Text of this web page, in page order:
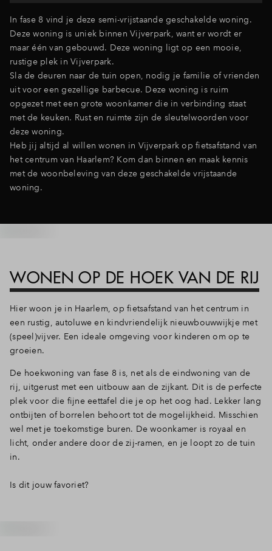
In fase 8 vind je deze semi-vrijstaande geschakelde woning.
Deze woning is uniek binnen Vijverpark, want er wordt er
maar één van gebouwd. Deze woning ligt op een mooie,
rustige plek in Vijverpark.
Sla de deuren naar de tuin open, nodig je familie of vrienden
uit voor een gezellige barbecue. Deze woning is ruim
opgezet met een grote woonkamer die in verbinding staat
met de keuken. Rust en ruimte zijn de sleutelwoorden voor
deze woning.
Heb jij altijd al willen wonen in Vijverpark op fietsafstand van
het centrum van Haarlem? Kom dan binnen en maak kennis
met de woonbeleving van deze geschakelde vrijstaande
woning.
WONEN OP DE HOEK VAN DE RIJ
Hier woon je in Haarlem, op fietsafstand van het centrum in
een rustig, autoluwe en kindvriendelijk nieuwbouwwijkje met
(speel)vijver. Een ideale omgeving voor kinderen om op te
groeien.
De hoekwoning van fase 8 is, net als de eindwoning van de
rij, uitgerust met een uitbouw aan de zijkant. Dit is de perfecte
plek voor die fijne eettafel die je op het oog had. Lekker lang
ontbijten of borrelen behoort tot de mogelijkheid. Misschien
wel met je toekomstige buren. De woonkamer is royaal en
licht, onder andere door de zij-ramen, en je loopt zo de tuin
in.
Is dit jouw favoriet?